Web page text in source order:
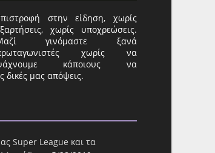
στην είδηση, χωρίς
χωρίς υποχρεώσεις.
γινόμαστε ξανά
χωρίς να
κάποιους να
δικές μας απόψεις.
Super League και τα